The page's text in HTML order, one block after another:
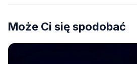
Może Ci się spodobać